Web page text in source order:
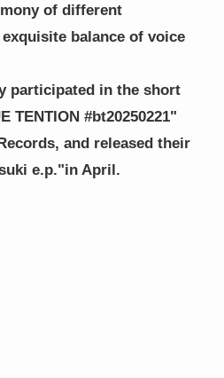
of different
balance of voice
participated in the short
TENTION #bt20250221"
and released their
e.p."in April.